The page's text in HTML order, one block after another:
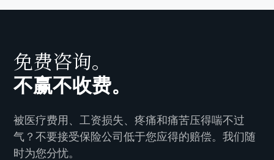
免费咨询。
不赢不收费。
被医疗费用、工资损失、疼痛和痛苦压得喘不过
气？不要接受保险公司低于您应得的赔偿。我们随
时为您分忧。